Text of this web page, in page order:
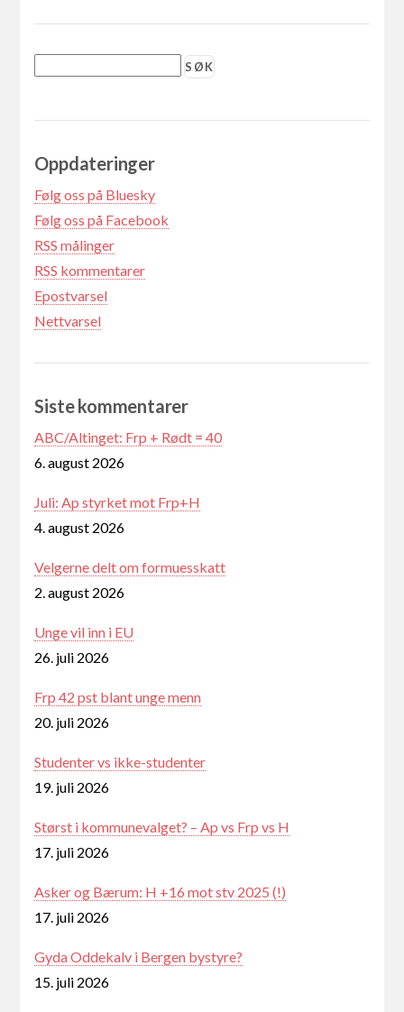
Oppdateringer
Følg oss på Bluesky
Følg oss på Facebook
RSS målinger
RSS kommentarer
Epostvarsel
Nettvarsel
Siste kommentarer
ABC/Altinget: Frp + Rødt = 40
6. august 2026
Juli: Ap styrket mot Frp+H
4. august 2026
Velgerne delt om formuesskatt
2. august 2026
Unge vil inn i EU
26. juli 2026
Frp 42 pst blant unge menn
20. juli 2026
Studenter vs ikke-studenter
19. juli 2026
Størst i kommunevalget? – Ap vs Frp vs H
17. juli 2026
Asker og Bærum: H +16 mot stv 2025 (!)
17. juli 2026
Gyda Oddekalv i Bergen bystyre?
15. juli 2026